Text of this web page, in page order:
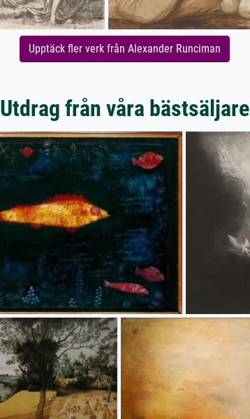
Upptäck fler verk från Alexander Runciman
Utdrag från våra bästsäljare